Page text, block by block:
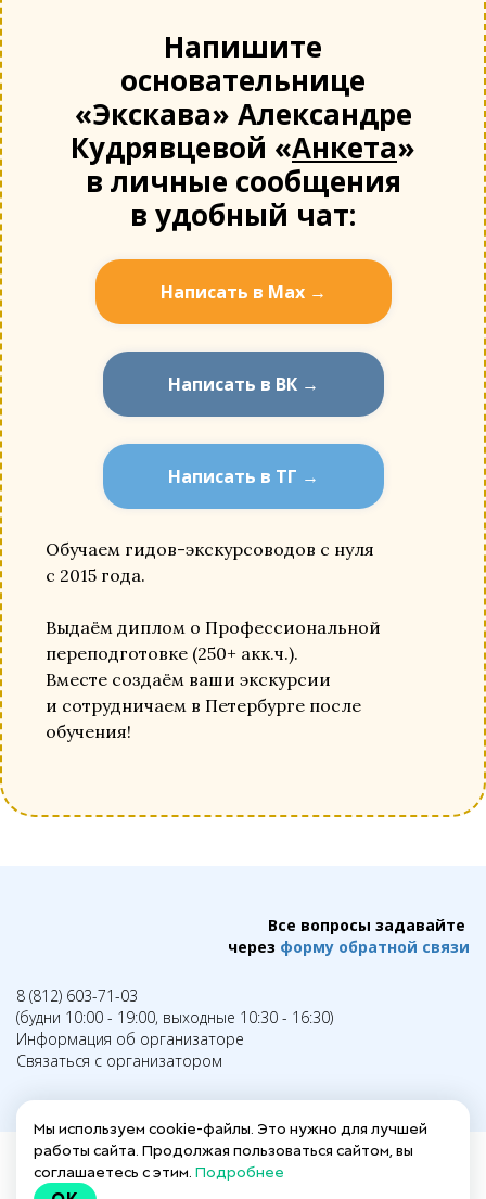
Напишите
основательнице
«Экскава» Александре
Кудрявцевой «Анкета»
в личные сообщения
в удобный чат:
Написать в Мах →
Написать в ВК →
Написать в ТГ →
Обучаем гидов-экскурсоводов с нуля
с 2015 года.
Выдаём диплом о Профессиональной
переподготовке (250+ акк.ч.).
Вместе создаём ваши экскурсии
и сотрудничаем в Петербурге после
обучения!
Все вопросы задавайте
через форму обратной связи
8 (812) 603-71-03
(будни 10:00 - 19:00, выходные 10:30 - 16:30)
Информация об организаторе
Связаться с организатором
Мы используем cookie-файлы. Это нужно для лучшей
работы сайта. Продолжая пользоваться сайтом, вы
соглашаетесь с этим. Подробнее